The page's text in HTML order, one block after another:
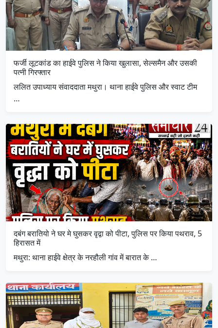
फर्जी लूटकांड का हाईवे पुलिस ने किया खुलासा, सेल्समैन और उसकी
पत्नी गिरफ्तार
ललित उपाध्याय संवाददाता मथुरा। थाना हाईवे पुलिस और स्वाट टीम
…
दबंग बरातियो ने घर मे घुसकर वृद्वा को पीटा, पुलिस पर किया पथराव, 5
हिरासत में
मथुरा: थाना हाईवे क्षेत्र के नरहौली गांव में बारात के …